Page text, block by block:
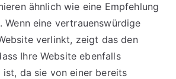
ähnlich wie eine Empfehlung
Wenn eine vertrauenswürdige
verlinkt, zeigt das den
Ihre Website ebenfalls
da sie von einer bereits